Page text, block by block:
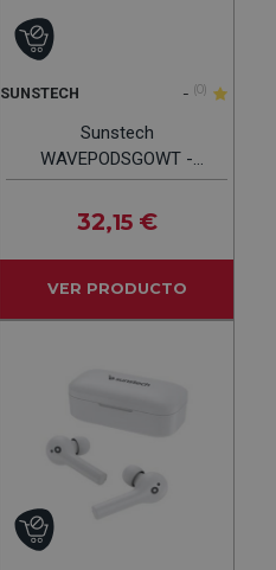
SUNSTECH - (0)
Sunstech
WAVEPODSGOWT -
Auriculares Blanco
32,15 €
VER PRODUCTO